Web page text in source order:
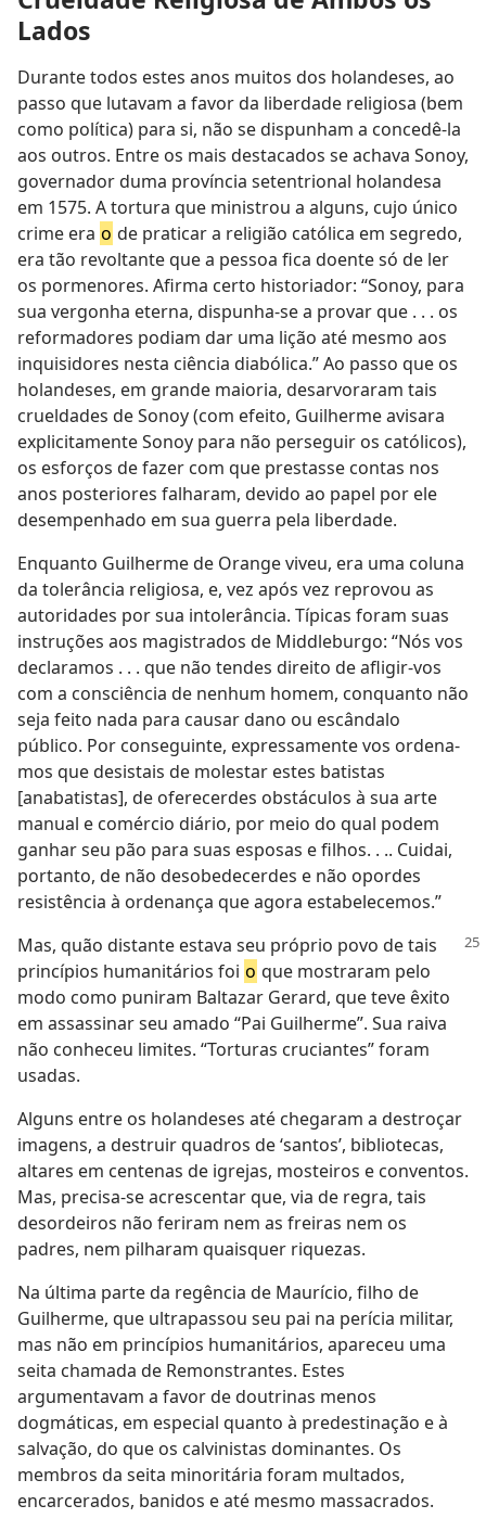
Lados
Durante todos estes anos muitos dos holandeses, ao
passo que lutavam a favor da liberdade religiosa (bem
como política) para si, não se dispunham a concedê-la
aos outros. Entre os mais destacados se achava Sonoy,
governador duma província setentrional holandesa
em 1575. A tortura que ministrou a alguns, cujo único
crime era o de praticar a religião católica em segredo,
era tão revoltante que a pessoa fica doente só de ler
os pormenores. Afirma certo historiador: “Sonoy, para
sua vergonha eterna, dispunha-se a provar que . . . os
reformadores podiam dar uma lição até mesmo aos
inquisidores nesta ciência diabólica.” Ao passo que os
holandeses, em grande maioria, desarvoraram tais
crueldades de Sonoy (com efeito, Guilherme avisara
explicitamente Sonoy para não perseguir os católicos),
os esforços de fazer com que prestasse contas nos
anos posteriores falharam, devido ao papel por ele
desempenhado em sua guerra pela liberdade.
Enquanto Guilherme de Orange viveu, era uma coluna
da tolerância religiosa, e, vez após vez reprovou as
autoridades por sua intolerância. Típicas foram suas
instruções aos magistrados de Middleburgo: “Nós vos
declaramos . . . que não tendes direito de afligir-vos
com a consciência de nenhum homem, conquanto não
seja feito nada para causar dano ou escândalo
público. Por conseguinte, expressamente vos ordena-
mos que desistais de molestar estes batistas
[anabatistas], de oferecerdes obstáculos à sua arte
manual e comércio diário, por meio do qual podem
ganhar seu pão para suas esposas e filhos. . .. Cuidai,
portanto, de não desobedecerdes e não opordes
resistência à ordenança que agora estabelecemos.”
Mas, quão distante estava seu próprio povo de tais
princípios humanitários foi o que mostraram pelo
modo como puniram Baltazar Gerard, que teve êxito
em assassinar seu amado “Pai Guilherme”. Sua raiva
não conheceu limites. “Torturas cruciantes” foram
usadas.
Alguns entre os holandeses até chegaram a destroçar
imagens, a destruir quadros de ‘santos’, bibliotecas,
altares em centenas de igrejas, mosteiros e conventos.
Mas, precisa-se acrescentar que, via de regra, tais
desordeiros não feriram nem as freiras nem os
padres, nem pilharam quaisquer riquezas.
Na última parte da regência de Maurício, filho de
Guilherme, que ultrapassou seu pai na perícia militar,
mas não em princípios humanitários, apareceu uma
seita chamada de Remonstrantes. Estes
argumentavam a favor de doutrinas menos
dogmáticas, em especial quanto à predestinação e à
salvação, do que os calvinistas dominantes. Os
membros da seita minoritária foram multados,
encarcerados, banidos e até mesmo massacrados.